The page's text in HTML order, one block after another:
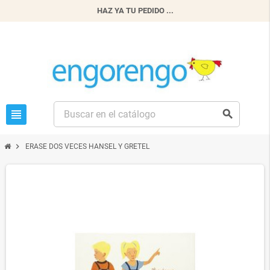
HAZ YA TU PEDIDO ...
view_headline search
chevron_right ERASE DOS VECES HANSEL Y GRETEL